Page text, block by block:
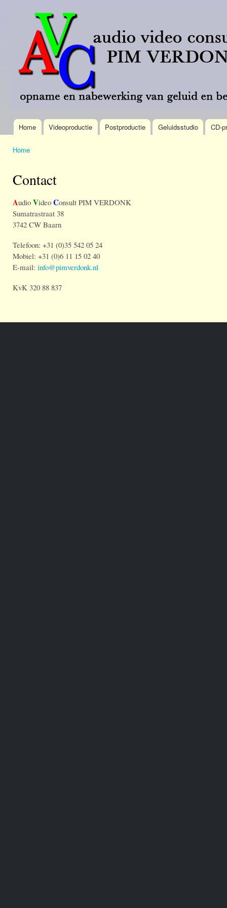
AVC
Pim
Verdonk
omroep-
brede
ervaring.
Hoofdmenu
Home Videoproductie Postproductie Geluidsstudio CD-
Home
Contact
Audio Video Consult PIM VERDONK
Sumatrastraat 38
3742 CW Baarn
Telefoon: +31 (0)35 542 05 24
Mobiel: +31 (0)6 11 15 02 40
E-mail: info@pimverdonk.nl
KvK 320 88 837